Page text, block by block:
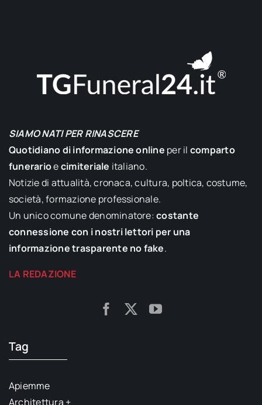
SIAMO NATI PER RINASCERE
Quotidiano di informazione online per il comparto
funerarioecimiteriale italiano.
Notizie di attualità, cronaca, cultura, poltica, costume,
società, formazione professionale.
Un unico comune denominatore:costante
connessione con i nostri lettori per una
informazione trasparente no fake.
LA REDAZIONE
Tag
Apiemme
Architettura +